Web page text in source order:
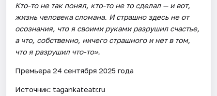
Кто-то не так понял, кто-то не то сделал — и вот,
жизнь человека сломана. И страшно здесь не от
осознания, что я своими руками разрушил счастье,
а что, собственно, ничего страшного и нет в том,
что я разрушил что-то».
Премьера 24 сентября 2025 года
Источник: tagankateatr.ru